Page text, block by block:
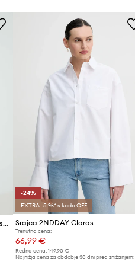
Bombažna srajca 2NDDAY 2ND Josh - Daily Lines
-24%
EXTRA -5 %* s kodo OFF
Srajca 2NDDAY Claras
Trenutna cena:
66,99 €
Redna cena: 149,90 €
Najnižja cena za obdobje 30 dni pred znižanjem: